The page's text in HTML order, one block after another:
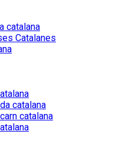
catalana
Catalanes
catalana
catalana